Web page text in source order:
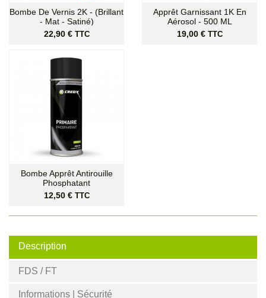
Bombe De Vernis 2K - (Brillant
- Mat - Satiné)
Prix
22,90 € TTC
Apprêt Garnissant 1K En
Aérosol - 500 ML
Prix
19,00 € TTC
Bombe Apprêt Antirouille
Phosphatant
Prix
12,50 € TTC
Description
FDS / FT
Informations | Sécurité